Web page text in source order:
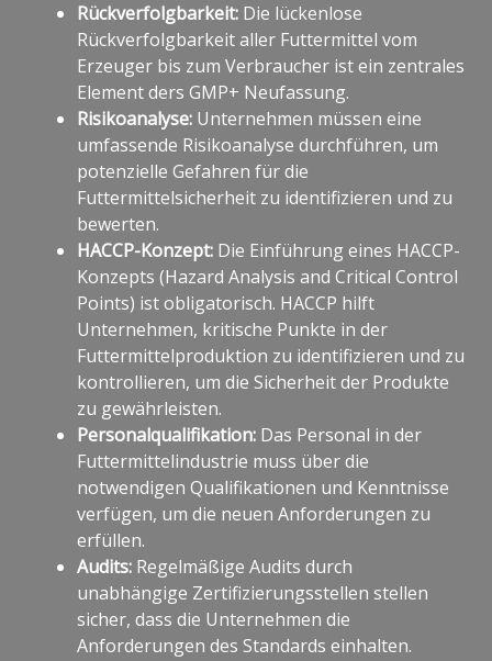
Rückverfolgbarkeit: Die lückenlose
Rückverfolgbarkeit aller Futtermittel vom
Erzeuger bis zum Verbraucher ist ein zentrales
Element ders GMP+ Neufassung.
Risikoanalyse: Unternehmen müssen eine
umfassende Risikoanalyse durchführen, um
potenzielle Gefahren für die
Futtermittelsicherheit zu identifizieren und zu
bewerten.
HACCP-Konzept: Die Einführung eines HACCP-
Konzepts (Hazard Analysis and Critical Control
Points) ist obligatorisch. HACCP hilft
Unternehmen, kritische Punkte in der
Futtermittelproduktion zu identifizieren und zu
kontrollieren, um die Sicherheit der Produkte
zu gewährleisten.
Personalqualifikation: Das Personal in der
Futtermittelindustrie muss über die
notwendigen Qualifikationen und Kenntnisse
verfügen, um die neuen Anforderungen zu
erfüllen.
Audits: Regelmäßige Audits durch
unabhängige Zertifizierungsstellen stellen
sicher, dass die Unternehmen die
Anforderungen des Standards einhalten.